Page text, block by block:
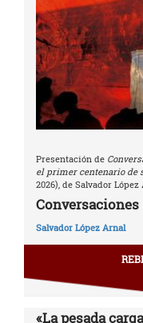
Presentación de
el primer centenario de
2026), de Salvador
Salvador López Arnal
«La pesada